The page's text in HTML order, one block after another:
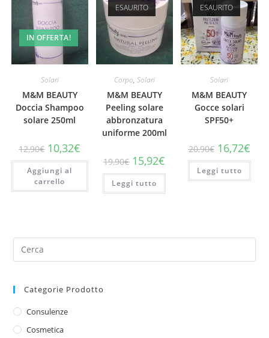
IN OFFERTA!
Solari
M&M BEAUTY
Doccia Shampoo
solare 250ml
12,90€ Il
prezzo
originale
era:
12,90€.
10,32€
attuale
Aggiungi al
carrello
ESAURITO
Corpo, Solari
M&M BEAUTY
Peeling solare
abbronzatura
uniforme 200ml
19,90€ Il
prezzo
originale
era:
19,90€.
15,92€
attuale
15,92€.
Leggi tutto
ESAURITO
Solari
M&M BEAUTY
Gocce solari
SPF50+
20,90€ Il
prezzo
originale
era:
20,90€.
16,72€Il
Leggi tutto
Categorie Prodotto
Consulenze
Cosmetica